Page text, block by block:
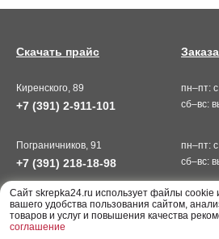
Киренского, 89
+7 (391) 2-911-101
пн–пт:
сб–вс:
Пограничников, 91
+7 (391) 218-18-98
пн–пт:
сб–вс:
Скачать прайс
Cайт skrepka24.ru использует файлы cookie
вашего удобства пользования сайтом,
товаров и услуг и повышения качества
соглашение